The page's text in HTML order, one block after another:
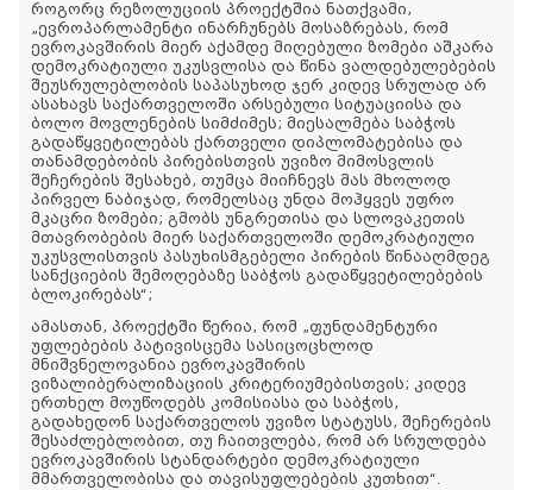
როგორც რეზოლუციის პროექტშია ნათქვამი,
„ევროპარლამენტი ინარჩუნებს მოსაზრებას, რომ
ევროკავშირის მიერ აქამდე მიღებული ზომები აშკარა
დემოკრატიული უკუსვლისა და წინა ვალდებულებების
შეუსრულებლობის საპასუხოდ ჯერ კიდევ სრულად არ
ასახავს საქართველოში არსებული სიტუაციისა და
ბოლო მოვლენების სიმძიმეს; მიესალმება საბჭოს
გადაწყვეტილებას ქართველი დიპლომატებისა და
თანამდებობის პირებისთვის უვიზო მიმოსვლის
შეჩერების შესახებ, თუმცა მიიჩნევს მას მხოლოდ
პირველ ნაბიჯად, რომელსაც უნდა მოჰყვეს უფრო
მკაცრი ზომები; გმობს უნგრეთისა და სლოვაკეთის
მთავრობების მიერ საქართველოში დემოკრატიული
უკუსვლისთვის პასუხისმგებელი პირების წინააღმდეგ
სანქციების შემოღებაზე საბჭოს გადაწყვეტილებების
ბლოკირებას“;
ამასთან, პროექტში წერია, რომ „ფუნდამენტური
უფლებების პატივისცემა სასიცოცხლოდ
მნიშვნელოვანია ევროკავშირის
ვიზალიბერალიზაციის კრიტერიუმებისთვის; კიდევ
ერთხელ მოუწოდებს კომისიასა და საბჭოს,
გადახედონ საქართველოს უვიზო სტატუსს, შეჩერების
შესაძლებლობით, თუ ჩაითვლება, რომ არ სრულდება
ევროკავშირის სტანდარტები დემოკრატიული
მმართველობისა და თავისუფლებების კუთხით“.